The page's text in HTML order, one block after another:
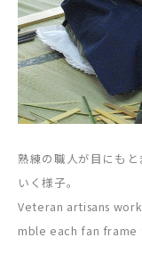
熟練の職人が目にも
いく様子。
Veteran artisans
mble each fan